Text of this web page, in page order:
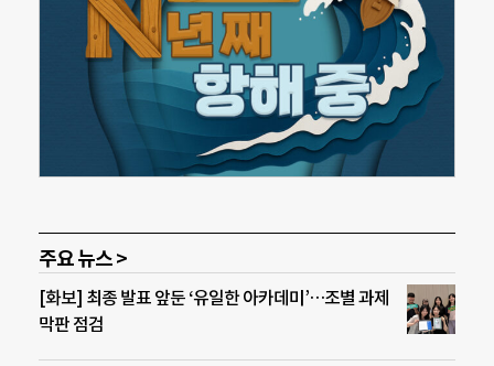
주요 뉴스 >
[화보] 최종 발표 앞둔 ‘유일한 아카데미’…조별 과제
막판 점검